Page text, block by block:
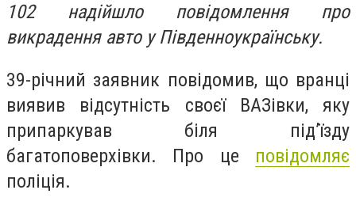
102 надійшло повідомлення про
викрадення авто у Південноукраїнську.
39-річний заявник повідомив, що вранці
виявив відсутність своєї ВАЗівки, яку
припаркував біля під’їзду
багатоповерхівки. Про це повідомляє
поліція.